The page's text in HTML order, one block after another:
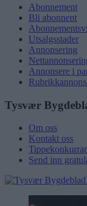
Abonnement
Bli abonnent
Utsalgsstader
Annonsering
Annonsere i
Tysvær
Om oss
Kontakt oss
Send inn